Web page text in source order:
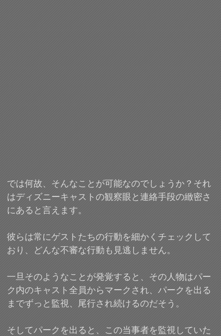
では何故、そんなことが可能なのでしょうか？それ
はディズニーキャストの観察眼と連絡手段の緻密さ
にあると言えます。
彼らは常にゲストたちの行動を細かくチェックして
おり、どんな不審な行動も見逃しません。
一旦そのようなことが発覚すると、その人物はパー
ク内のキャスト全員からマークされ、パークを出る
までずっと監視、尾行され続けるのだそう。
そしてパークを出ると、この当事者を監視していた